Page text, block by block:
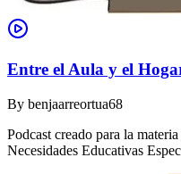
Entre el Aula y el
By benjaarreortua68
Podcast creado para la
Necesidades Educativas